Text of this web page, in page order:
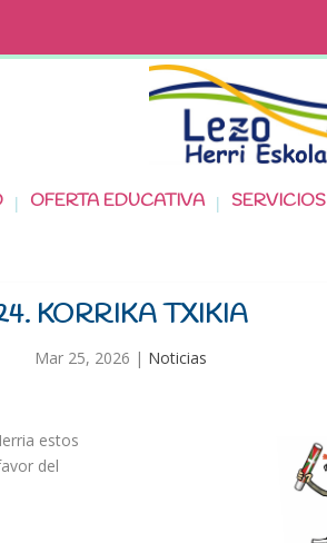
OFERTA EDUCATIVA SERVICIOS
KORRIKA TXIKIA
Mar 25, 2026 | Noticias
estos
del